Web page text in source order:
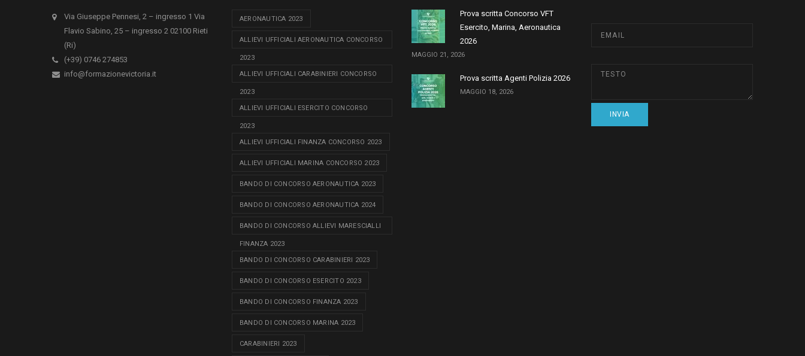
Via Giuseppe Pennesi, 2 – ingresso 1 Via
Flavio Sabino, 25 – ingresso 2 02100 Rieti
(Ri)
(+39) 0746 274853
info@formazionevictoria.it
AERONAUTICA 2023
ALLIEVI UFFICIALI AERONAUTICA CONCORSO
2023
ALLIEVI UFFICIALI CARABINIERI CONCORSO
2023
ALLIEVI UFFICIALI ESERCITO CONCORSO
2023
ALLIEVI UFFICIALI FINANZA CONCORSO 2023
ALLIEVI UFFICIALI MARINA CONCORSO 2023
BANDO DI CONCORSO AERONAUTICA 2023
BANDO DI CONCORSO AERONAUTICA 2024
BANDO DI CONCORSO ALLIEVI MARESCIALLI
FINANZA 2023
BANDO DI CONCORSO CARABINIERI 2023
BANDO DI CONCORSO ESERCITO 2023
BANDO DI CONCORSO FINANZA 2023
BANDO DI CONCORSO MARINA 2023
CARABINIERI 2023
Prova scritta Concorso VFT
Esercito, Marina, Aeronautica
2026
MAGGIO 21, 2026
Prova scritta Agenti Polizia 2026
MAGGIO 18, 2026